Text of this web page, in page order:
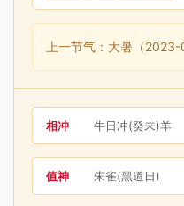
上一节气：大暑（
相冲 牛日冲(癸未)羊
值神 朱雀(黑道日)